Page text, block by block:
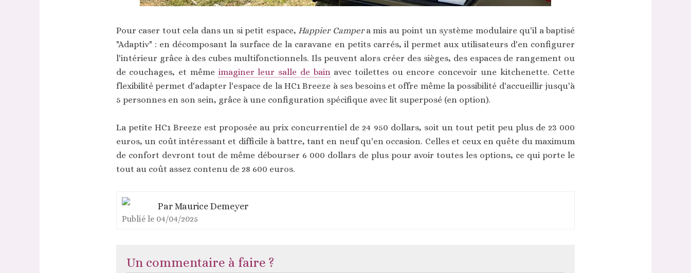
Pour caser tout cela dans un si petit espace, Happier Campera mis au point un système modulaire qu'il a baptisé
"Adaptiv" : en décomposant la surface de la caravane en petits carrés, il permet aux utilisateurs d'en configurer
l'intérieur grâce à des cubes multifonctionnels. Ils peuvent alors créer des sièges, des espaces de rangement ou
de couchages, et même imaginer leur salle de bainavec toilettes ou encore concevoir une kitchenette. Cette
flexibilité permet d'adapter l'espace de la HC1 Breeze à ses besoins et offre même la possibilité d'accueillir jusqu'à
5 personnes en son sein, grâce à une configuration spécifique avec lit superposé (en option).
La petite HC1 Breeze est proposée au prix concurrentiel de 24 950 dollars, soit un tout petit peu plus de 23 000
euros, un coût intéressant et difficile à battre, tant en neuf qu'en occasion. Celles et ceux en quête du maximum
de confort devront tout de même débourser 6 000 dollars de plus pour avoir toutes les options, ce qui porte le
tout au coût assez contenu de 28 600 euros.
Par Maurice Demeyer
Publié le 04/04/2025
Un commentaire à faire ?